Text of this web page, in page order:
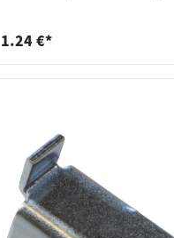
1.24 €*